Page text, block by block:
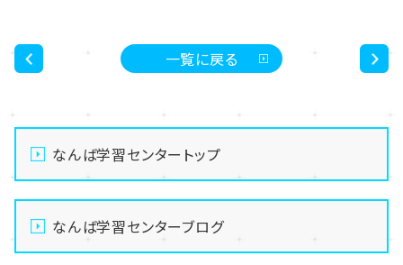
一覧に戻る
なんば学習センタートップ
なんば学習センターブログ